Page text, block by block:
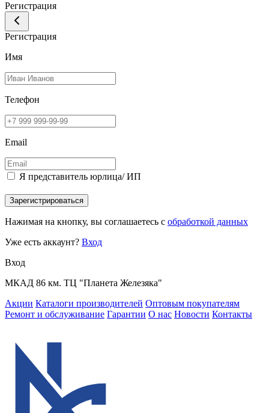
Регистрация
Регистрация
Имя
Телефон
Email
Я представитель юрлица/ ИП
Зарегистрироваться
Нажимая на кнопку, вы соглашаетесь с обработкой данных
Уже есть аккаунт? Вход
Вход
МКАД 86 км. ТЦ "Планета Железяка"
Акции Каталоги производителей Оптовым покупателям
Ремонт и обслуживание Гарантии О нас Новости Контакты